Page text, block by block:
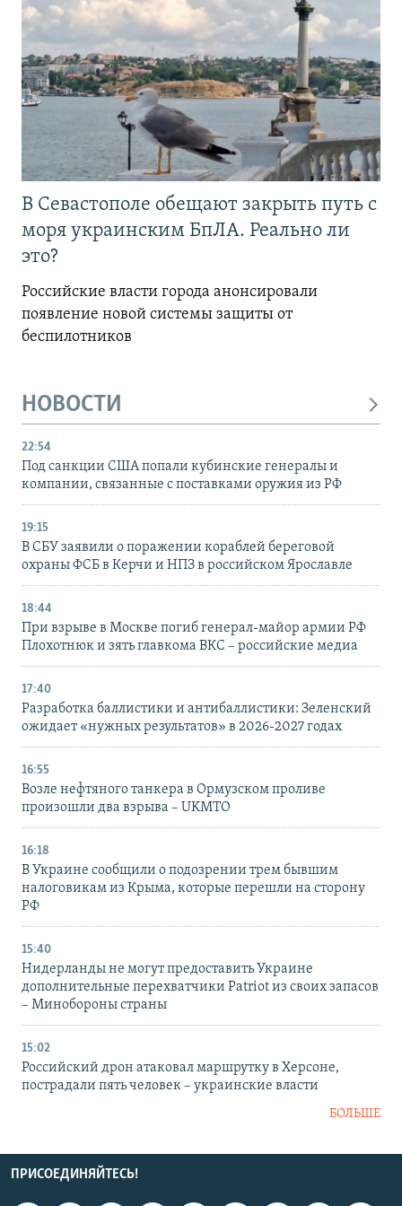
В Севастополе обещают закрыть путь с
моря украинским БпЛА. Реально ли
это?
Российские власти города анонсировали
появление новой системы защиты от
беспилотников
НОВОСТИ
22:54
Под санкции США попали кубинские генералы и
компании, связанные с поставками оружия из РФ
19:15
В СБУ заявили о поражении кораблей береговой
охраны ФСБ в Керчи и НПЗ в российском Ярославле
18:44
При взрыве в Москве погиб генерал-майор армии РФ
Плохотнюк и зять главкома ВКС – российские медиа
17:40
Разработка баллистики и антибаллистики: Зеленский
ожидает «нужных результатов» в 2026-2027 годах
16:55
Возле нефтяного танкера в Ормузском проливе
произошли два взрыва – UKMTO
16:18
В Украине сообщили о подозрении трем бывшим
налоговикам из Крыма, которые перешли на сторону
РФ
15:40
Нидерланды не могут предоставить Украине
дополнительные перехватчики Patriot из своих запасов
– Минобороны страны
15:02
Российский дрон атаковал маршрутку в Херсоне,
пострадали пять человек – украинские власти
БОЛЬШЕ
ПРИСОЕДИНЯЙТЕСЬ!